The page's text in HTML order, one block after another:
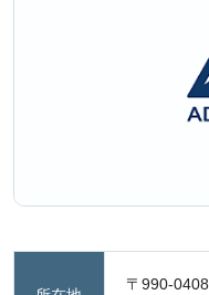
〒990-0408